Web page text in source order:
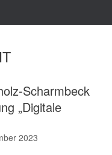
Scharmbeck
„Digitale
2023